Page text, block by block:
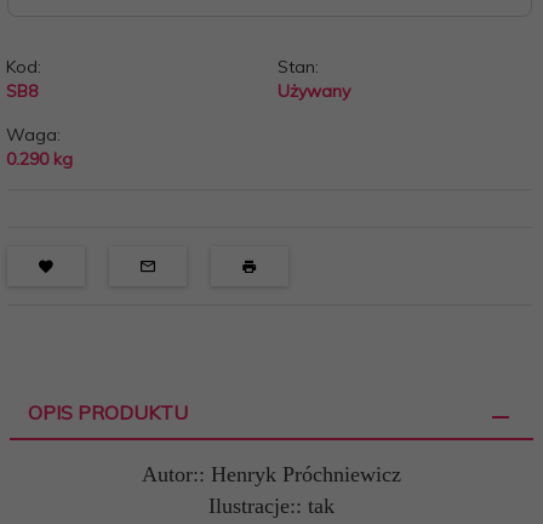
Kod:
SB8
Stan:
Używany
Waga:
0.290 kg
OPIS PRODUKTU
Autor:: Henryk Próchniewicz
Ilustracje:: tak